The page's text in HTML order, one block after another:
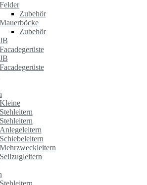
Felder
Zubehör
Mauerböcke
Zubehör
JB
Facadegerüste
JB
Facadegerüste
Kleine
Stehleitern
Stehleitern
Anlegeleitern
Schiebeleitern
Mehrzweckleitern
Seilzugleitern
Stehleitern